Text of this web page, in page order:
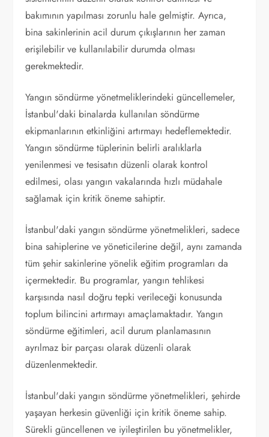
bakımının yapılması zorunlu hale gelmiştir. Ayrıca,
bina sakinlerinin acil durum çıkışlarının her zaman
erişilebilir ve kullanılabilir durumda olması
gerekmektedir.
Yangın söndürme yönetmeliklerindeki güncellemeler,
İstanbul'daki binalarda kullanılan söndürme
ekipmanlarının etkinliğini artırmayı hedeflemektedir.
Yangın söndürme tüplerinin belirli aralıklarla
yenilenmesi ve tesisatın düzenli olarak kontrol
edilmesi, olası yangın vakalarında hızlı müdahale
sağlamak için kritik öneme sahiptir.
İstanbul'daki yangın söndürme yönetmelikleri, sadece
bina sahiplerine ve yöneticilerine değil, aynı zamanda
tüm şehir sakinlerine yönelik eğitim programları da
içermektedir. Bu programlar, yangın tehlikesi
karşısında nasıl doğru tepki verileceği konusunda
toplum bilincini artırmayı amaçlamaktadır. Yangın
söndürme eğitimleri, acil durum planlamasının
ayrılmaz bir parçası olarak düzenli olarak
düzenlenmektedir.
İstanbul'daki yangın söndürme yönetmelikleri, şehirde
yaşayan herkesin güvenliği için kritik öneme sahip.
Sürekli güncellenen ve iyileştirilen bu yönetmelikler,